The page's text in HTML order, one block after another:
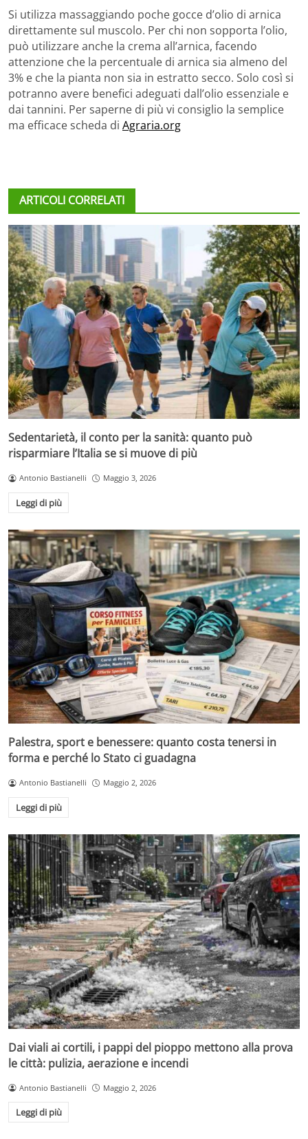
Si utilizza massaggiando poche gocce d’olio di arnica
direttamente sul muscolo. Per chi non sopporta l’olio,
può utilizzare anche la crema all’arnica, facendo
attenzione che la percentuale di arnica sia almeno del
3% e che la pianta non sia in estratto secco. Solo così si
potranno avere benefici adeguati dall’olio essenziale e
dai tannini. Per saperne di più vi consiglio la semplice
ma efficace scheda di Agraria.org
ARTICOLI CORRELATI
Sedentarietà, il conto per la sanità: quanto può
risparmiare l’Italia se si muove di più
Antonio Bastianelli Maggio 3, 2026
Leggi di più
Palestra, sport e benessere: quanto costa tenersi in
forma e perché lo Stato ci guadagna
Antonio Bastianelli Maggio 2, 2026
Leggi di più
Dai viali ai cortili, i pappi del pioppo mettono alla prova
le città: pulizia, aerazione e incendi
Antonio Bastianelli Maggio 2, 2026
Leggi di più